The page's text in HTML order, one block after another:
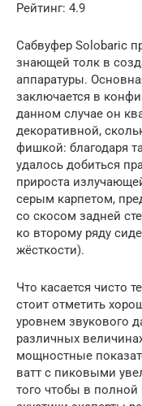
Рейтинг: 4.9
Сабвуфер Solobaric
знающей толк в
аппаратуры.
заключается в
данном случае он
декоративной,
фишкой: благодаря
удалось добиться
прироста
серым карпетом,
со скосом задней
ко второму ряду
жёсткости).
Что касается чисто
стоит отметить
уровнем звукового
различных
мощностные
ватт с пиковыми
того чтобы в полной